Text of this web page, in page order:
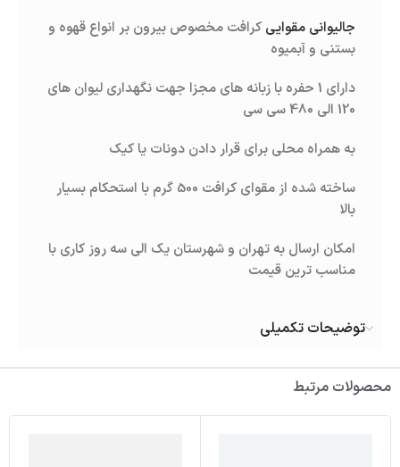
جالیوانی مقوایی کرافت مخصوص بیرون بر انواع قهوه و
بستنی و آبمیوه
دارای 1 حفره با زبانه های مجزا جهت نگهداری لیوان های
120 الی 480 سی سی
به همراه محلی برای قرار دادن دونات یا کیک
ساخته شده از مقوای کرافت 500 گرم با استحکام بسیار
بالا
امکان ارسال به تهران و شهرستان یک الی سه روز کاری با
مناسب ترین قیمت
توضیحات تکمیلی
محصولات مرتبط